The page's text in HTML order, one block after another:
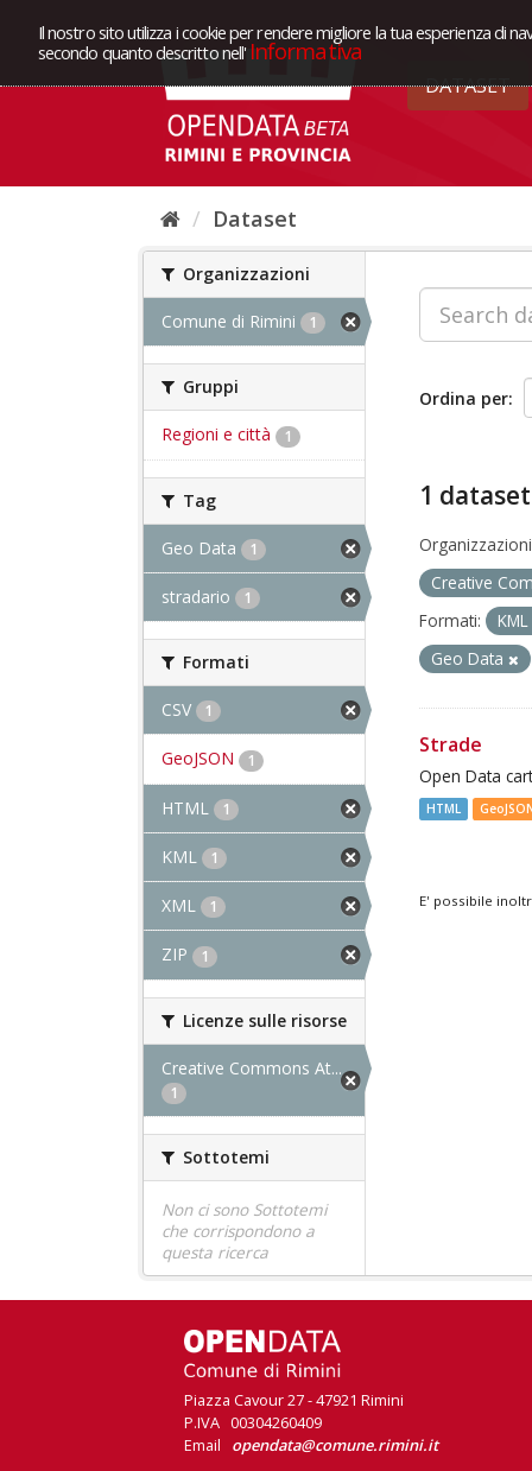
Il nostro sito utilizza i cookie per rendere migliore la tua esperienza di
secondo quanto descritto nell' Informativa
DATASET
Dataset
Organizzazioni
Comune di Rimini 1
Gruppi
Regioni e città 1
Tag
Geo Data 1
stradario 1
Formati
CSV 1
GeoJSON 1
HTML 1
KML 1
XML 1
ZIP 1
Licenze sulle risorse
Creative Commons At...
1
Sottotemi
Non ci sono Sottotemi
che corrispondono a
questa ricerca
Ordina per
1
Creative
Formati:
KML
Geo Data
Strade
Open Data
HTML
E' possibile
Piazza Cavour 27 - 47921 Rimini
P.IVA 00304260409
Email opendata@comune.rimini.it